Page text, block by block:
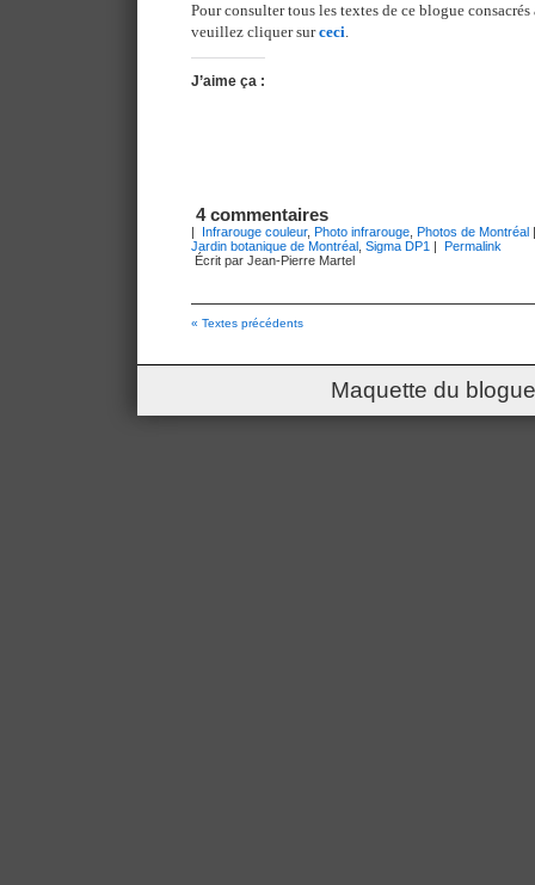
Pour consulter tous les textes de ce blogue
veuillez cliquer surceci.
J’aime ça :
4 commentaires
Infrarouge couleur, Photo infrarouge Photos de Montréal
Jardin botanique de Montréal
Sigma DP1
Permalink
Écrit par Jean-Pierre Martel
« Textes précédents
Maquette du